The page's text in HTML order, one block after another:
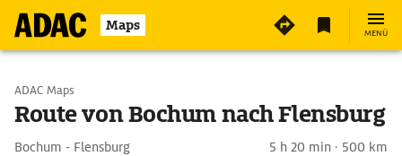
Maps MENÜ
Start wählen
ADAC Maps
Route von Bochum nach Flensburg
Bochum - Flensburg 5 h 20 min · 500 km